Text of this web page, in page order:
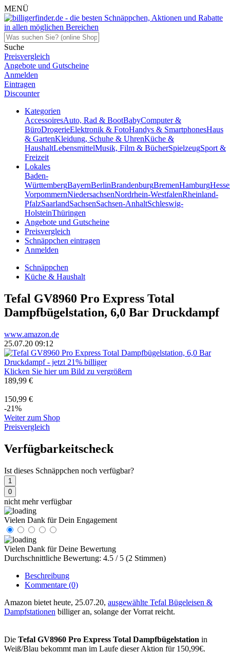
MENÜ
Suche
Preisvergleich
Angebote und Gutscheine
Anmelden
Eintragen
Discounter
Kategorien
AccessoiresAuto, Rad & BootBabyComputer &
BüroDrogerieElektronik & FotoHandys & SmartphonesHaus
& GartenKleidung, Schuhe & UhrenKüche &
HaushaltLebensmittelMusik, Film & BücherSpielzeugSport &
Freizeit
Lokales
Baden-
WürttembergBayernBerlinBrandenburgBremenHamburg
VorpommernNiedersachsenNordrhein-WestfalenRheinland-
PfalzSaarlandSachsenSachsen-AnhaltSchleswig-
HolsteinThüringen
Angebote und Gutscheine
Preisvergleich
Schnäppchen eintragen
Anmelden
Schnäppchen
Küche & Haushalt
Tefal GV8960 Pro Express Total
Dampfbügelstation, 6,0 Bar Druckdampf
www.amazon.de
25.07.20 09:12
Klicken Sie hier um Bild zu vergrößern
189,99 €
150,99 €
-21%
Weiter zum Shop
Preisvergleich
Verfügbarkeitscheck
Ist dieses Schnäppchen noch verfügbar?
1
0
nicht mehr verfügbar
Vielen Dank für Dein Engagement
Vielen Dank für Deine Bewertung
Durchschnittliche Bewertung: 4.5 / 5 (2 Stimmen)
Beschreibung
Kommentare (0)
Amazon bietet heute, 25.07.20, ausgewählte Tefal Bügeleisen &
Dampfstationen billiger an, solange der Vorrat reicht.
Die Tefal GV8960 Pro Express Total Dampfbügelstation in
Weiß/Blau bekommt man im Laufe dieser Aktion für 150,99€.